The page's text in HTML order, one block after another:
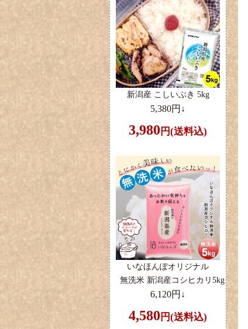
新潟産 こしいぶき 5kg
5,380円↓
3,980 円(送料込)
いなほんぽオリジナル
無洗米 新潟産コシヒカリ5kg
6,120円↓
4,580 円(送料込)